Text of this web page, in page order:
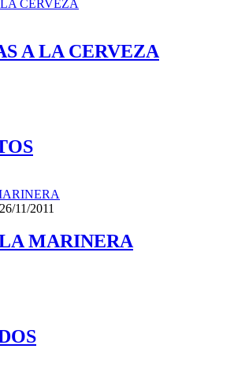
A LA CERVEZA
11/2011
MARINERA